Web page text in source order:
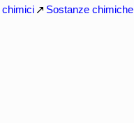
Sostanze chimiche